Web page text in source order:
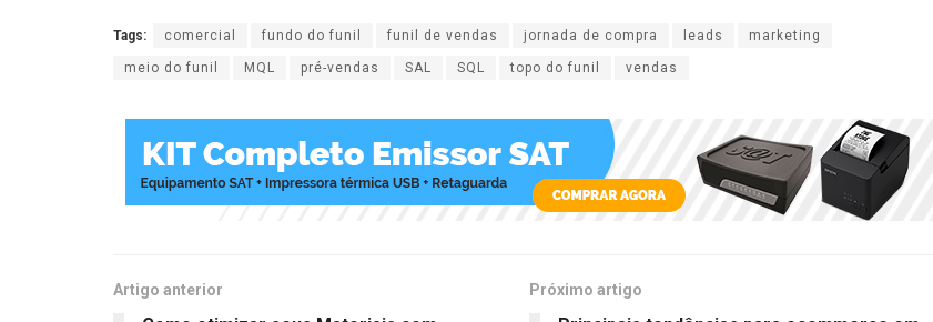
Tags: comercial fundo do funil funil de vendas jornada de compra leads marketing
meio do funil MQL pré-vendas SAL SQL topo do funil vendas
Artigo anterior Próximo artigo